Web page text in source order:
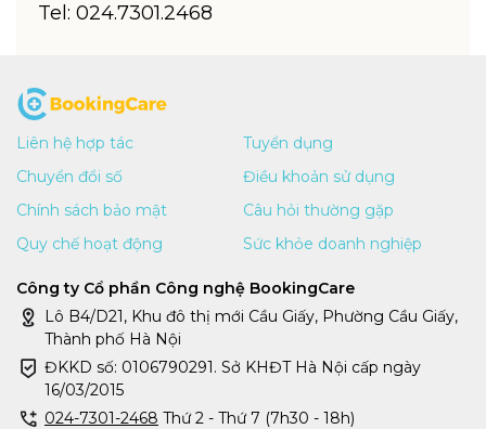
Tel: 024.7301.2468
Công ty Cổ phần Công nghệ BookingCare
Lô B4/D21, Khu đô thị mới Cầu Giấy, Phường Cầu Giấy,
Thành phố Hà Nội
ĐKKD số: 0106790291. Sở KHĐT Hà Nội cấp ngày
16/03/2015
024-7301-2468 Thứ 2 - Thứ 7 (7h30 - 18h)
Liên hệ hợp tác
Chuyển đổi số
Chính sách bảo mật
Quy chế hoạt động
Tuyển dụng
Điều khoản sử dụng
Câu hỏi thường gặp
Sức khỏe doanh nghiệp